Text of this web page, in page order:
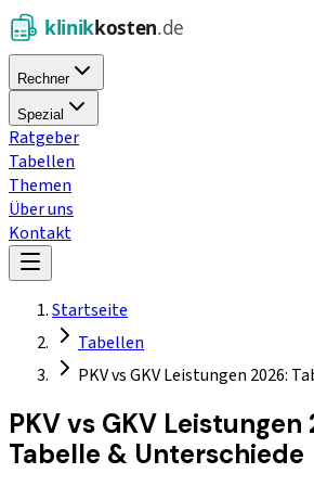
Rechner
Spezial
Ratgeber
Tabellen
Themen
Über uns
Kontakt
Startseite
Tabellen
PKV vs GKV Leistungen 2026:
PKV vs GKV Leistungen
Tabelle & Unterschiede